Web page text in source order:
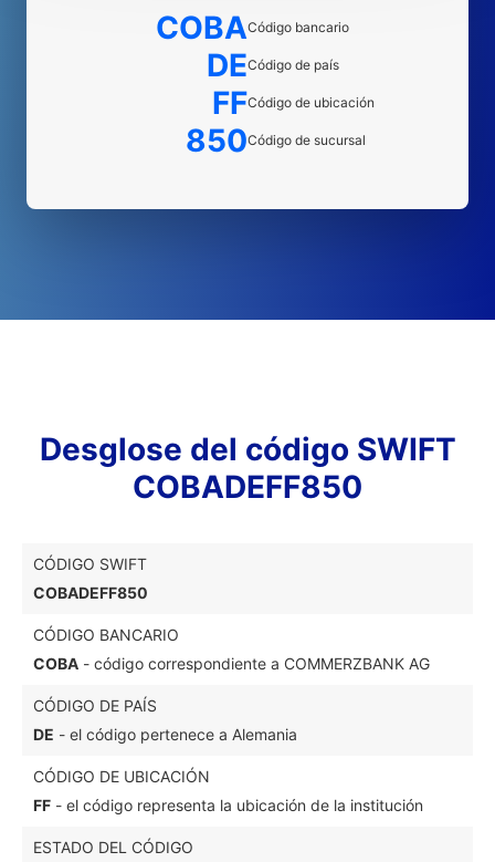
COBACódigo bancario
DECódigo de país
FFCódigo de ubicación
850Código de sucursal
Desglose del código SWIFT
COBADEFF850
CÓDIGO SWIFT
COBADEFF850
CÓDIGO BANCARIO
COBA - código correspondiente a COMMERZBANK AG
CÓDIGO DE PAÍS
DE - el código pertenece a Alemania
CÓDIGO DE UBICACIÓN
FF - el código representa la ubicación de la institución
ESTADO DEL CÓDIGO